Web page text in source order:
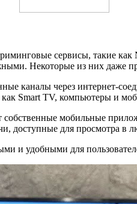
сервисы, такие
Некоторые из них даже
каналы через интернет-
как Smart TV, компьютеры и
мобильные
доступные для просмотра в
и удобными для